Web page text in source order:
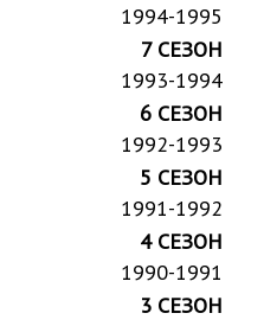
1994-1995
7 СЕЗОН
1993-1994
6 СЕЗОН
1992-1993
5 СЕЗОН
1991-1992
4 СЕЗОН
1990-1991
3 СЕЗОН